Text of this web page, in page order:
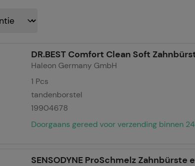
DR.BEST Comfort Clean Soft
Haleon Germany GmbH
1 Pcs
tandenborstel
19904678
Doorgaans gereed voor verzending binnen
SENSODYNE ProSchmelz Zahnbürste